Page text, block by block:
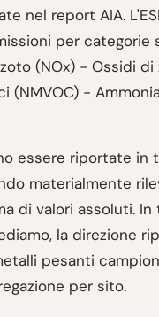
nel report AIA.
per categorie
(NOx) - Ossidi
(NMVOC) -
essere riportate in
materialmente
di valori assoluti.
la direzione
pesanti
per sito.